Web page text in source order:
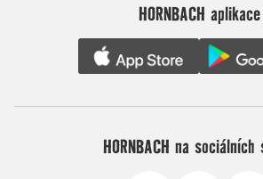
HORNBACH aplikace
HORNBACH na